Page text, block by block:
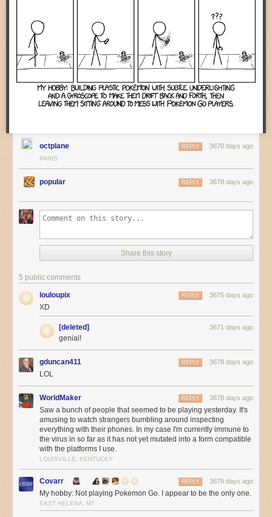
d'un montant raisonnable laisse le temps aux loyers de s'adapter.
Le problème est que cette mesure unique ressemble plus à un bricolage
budgétaire pour racler les fonds de tiroir qu'à une politique du logement
rénovée. Qu'on ne touche pas aux défiscalisations immobilières qui
consomme énormément d'énergie médiatique et de légitimité politique
pour des effets dérisoires. C'est en général, le meilleur moyen de
mécontenter tout le monde.
octplane 3670 days ago
REPLY
PARIS
popular 3678 days ago
REPLY
Share this story
5 public comments
louloupix 3675 days ago
REPLY
XD
[deleted] 3671 days ago
genial!
gduncan411 3678 days ago
REPLY
LOL
WorldMaker 3678 days ago
REPLY
Saw a bunch of people that seemed to be playing yesterday. It's
amusing to watch strangers bumbling around inspecting
everything with their phones. In my case I'm currently immune to
the virus in so far as it has not yet mutated into a form compatible
with the platforms I use.
LOUISVILLE, KENTUCKY
Covarr 3679 days ago
REPLY
My hobby: Not playing Pokemon Go. I appear to be the only one.
EAST HELENA, MT